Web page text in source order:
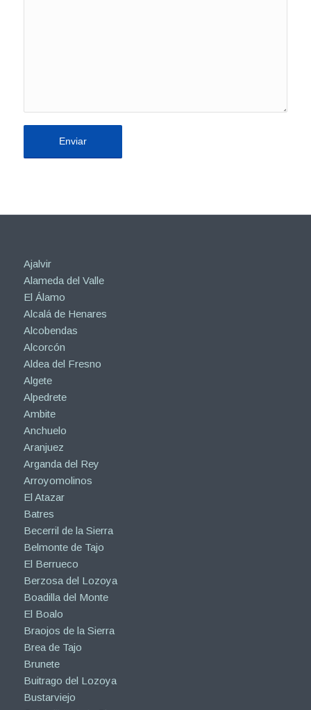
Ajalvir
Alameda del Valle
El Álamo
Alcalá de Henares
Alcobendas
Alcorcón
Aldea del Fresno
Algete
Alpedrete
Ambite
Anchuelo
Aranjuez
Arganda del Rey
Arroyomolinos
El Atazar
Batres
Becerril de la Sierra
Belmonte de Tajo
El Berrueco
Berzosa del Lozoya
Boadilla del Monte
El Boalo
Braojos de la Sierra
Brea de Tajo
Brunete
Buitrago del Lozoya
Bustarviejo